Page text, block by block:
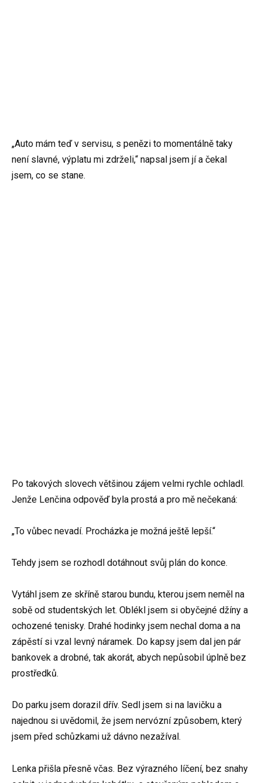
„Auto mám teď v servisu, s penězi to momentálně taky
není slavné, výplatu mi zdrželi,“ napsal jsem jí a čekal
jsem, co se stane.
Po takových slovech většinou zájem velmi rychle ochladl.
Jenže Lenčina odpověď byla prostá a pro mě nečekaná:
„To vůbec nevadí. Procházka je možná ještě lepší.“
Tehdy jsem se rozhodl dotáhnout svůj plán do konce.
Vytáhl jsem ze skříně starou bundu, kterou jsem neměl na
sobě od studentských let. Oblékl jsem si obyčejné džíny a
ochozené tenisky. Drahé hodinky jsem nechal doma a na
zápěstí si vzal levný náramek. Do kapsy jsem dal jen pár
bankovek a drobné, tak akorát, abych nepůsobil úplně bez
prostředků.
Do parku jsem dorazil dřív. Sedl jsem si na lavičku a
najednou si uvědomil, že jsem nervózní způsobem, který
jsem před schůzkami už dávno nezažíval.
Lenka přišla přesně včas. Bez výrazného líčení, bez snahy